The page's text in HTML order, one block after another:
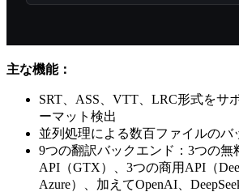
主な機能：
SRT、ASS、VTT、LRC形式をサ
ーマット検出
並列処理による数百ファイルのバ
9つの翻訳バックエンド：3つの無
API（GTX）、3つの商用API（
Azure）、加えてOpenAI、